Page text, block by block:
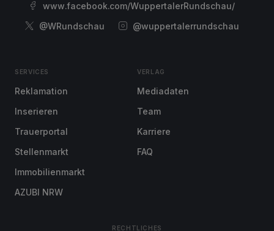
www.facebook.com/WuppertalerRundschau/
@WRundschau
@wuppertalerrundschau
SERVICES
Reklamation
Inserieren
Trauerportal
Stellenmarkt
Immobilienmarkt
AZUBI NRW
VERLAG
Mediadaten
Team
Karriere
FAQ
RECHTLICHES